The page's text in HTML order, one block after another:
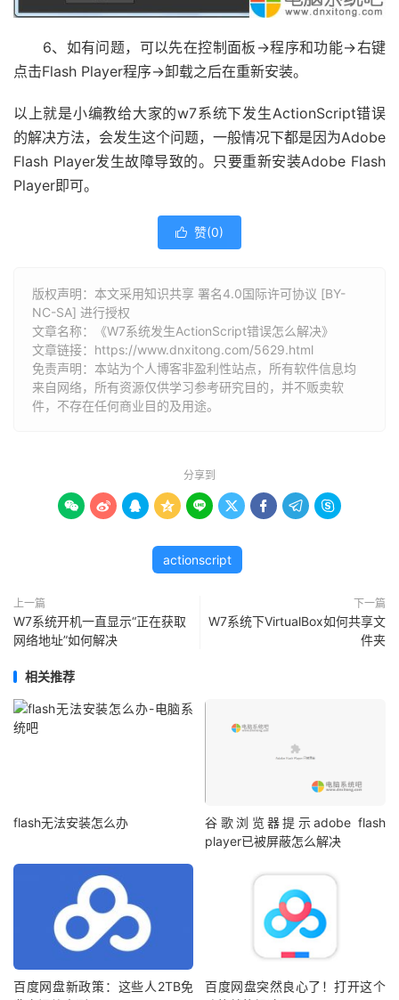
6、如有问题，可以先在控制面板→程序和功能→右键
点击Flash Player程序→卸载之后在重新安装。
以上就是小编教给大家的w7系统下发生ActionScript错误
的解决方法，会发生这个问题，一般情况下都是因为Adobe
Flash Player发生故障导致的。只要重新安装Adobe Flash
Player即可。
 赞(0)
版权声明：本文采用知识共享 署名4.0国际许可协议 [BY-
NC-SA] 进行授权
文章名称：《W7系统发生ActionScript错误怎么解决》
文章链接： https://www.dnxitong.com/5629.html
免责声明：本站为个人博客非盈利性站点，所有软件信息均
来自网络，所有资源仅供学习参考研究目的，并不贩卖软
件，不存在任何商业目的及用途。
分享到
        
actionscript
上一篇
W7系统开机一直显示“正在获取
网络地址”如何解决
下一篇
W7系统下VirtualBox如何共享文
件夹
相关推荐
flash无法安装怎么办
谷歌浏览器提示adobe flash
player已被屏蔽怎么解决
百度网盘新政策：这些人2TB免
百度网盘突然良心了！打开这个